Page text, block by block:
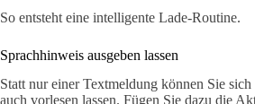
So entsteht eine intelligente Lade-Routine.
Sprachhinweis ausgeben lassen
Statt nur einer Textmeldung können Sie
auch vorlesen lassen. Fügen Sie dazu die